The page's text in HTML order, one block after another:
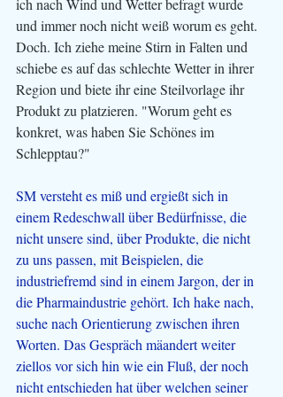
ich nach Wind und Wetter befragt wurde
und immer noch nicht weiß worum es geht.
Doch. Ich ziehe meine Stirn in Falten und
schiebe es auf das schlechte Wetter in ihrer
Region und biete ihr eine Steilvorlage ihr
Produkt zu platzieren. "Worum geht es
konkret, was haben Sie Schönes im
Schlepptau?"
SM versteht es miß und ergießt sich in
einem Redeschwall über Bedürfnisse, die
nicht unsere sind, über Produkte, die nicht
zu uns passen, mit Beispielen, die
industriefremd sind in einem Jargon, der in
die Pharmaindustrie gehört. Ich hake nach,
suche nach Orientierung zwischen ihren
Worten. Das Gespräch mäandert weiter
ziellos vor sich hin wie ein Fluß, der noch
nicht entschieden hat über welchen seiner